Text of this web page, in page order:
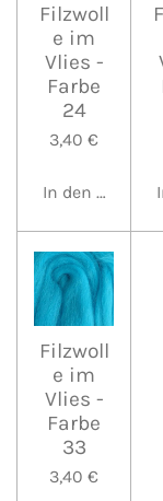
Filzwoll
e im
Vlies -
Farbe
24
3,40 €
In den
Filzwoll
e im
Vlies -
Farbe
33
3,40 €